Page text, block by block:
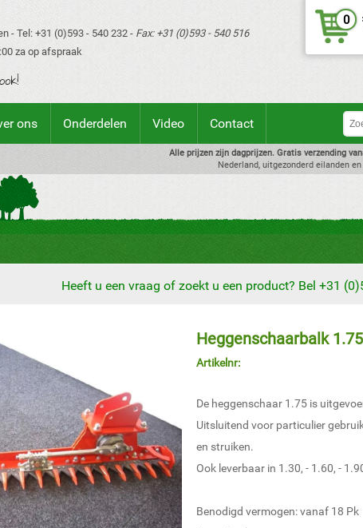
- Tel: +31 (0)593 - 540 232 - Fax: +31 (0)593 - 540 516
za op afspraak
0
ons Onderdelen Video Contact
Alle prijzen zijn dagprijzen. Gratis verzending
Nederland, uitgezonderd eilanden
Heeft u een vraag of zoekt u een product? Bel +31
Heggenschaarbalk 1.75
Artikelnr:
De heggenschaar 1.75 is
Uitsluitend voor particulier
en struiken.
Ook leverbaar in 1.30, - 1.60, -
Benodigd vermogen: vanaf 18 Pk